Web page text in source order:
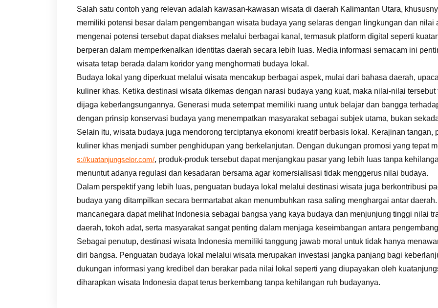
Salah satu contoh yang relevan adalah kawasan-kawasan wisata di daerah Kalimantan Utara,
memiliki potensi besar dalam pengembangan wisata budaya yang selaras dengan lingkungan dan nilai
mengenai potensi tersebut dapat diakses melalui berbagai kanal, termasuk platform digital seperti
berperan dalam memperkenalkan identitas daerah secara lebih luas. Media informasi semacam ini
wisata tetap berada dalam koridor yang menghormati budaya lokal.
Budaya lokal yang diperkuat melalui wisata mencakup berbagai aspek, mulai dari bahasa daerah,
kuliner khas. Ketika destinasi wisata dikemas dengan narasi budaya yang kuat, maka nilai-nilai
dijaga keberlangsungannya. Generasi muda setempat memiliki ruang untuk belajar dan bangga
dengan prinsip konservasi budaya yang menempatkan masyarakat sebagai subjek utama, bukan
Selain itu, wisata budaya juga mendorong terciptanya ekonomi kreatif berbasis lokal. Kerajinan tangan,
kuliner khas menjadi sumber penghidupan yang berkelanjutan. Dengan dukungan promosi yang tepat
s://kuatanjungselor.com/, produk-produk tersebut dapat menjangkau pasar yang lebih luas tanpa
menuntut adanya regulasi dan kesadaran bersama agar komersialisasi tidak menggerus nilai budaya.
Dalam perspektif yang lebih luas, penguatan budaya lokal melalui destinasi wisata juga berkontribusi
budaya yang ditampilkan secara bermartabat akan menumbuhkan rasa saling menghargai antar
mancanegara dapat melihat Indonesia sebagai bangsa yang kaya budaya dan menjunjung tinggi nilai
daerah, tokoh adat, serta masyarakat sangat penting dalam menjaga keseimbangan antara
Sebagai penutup, destinasi wisata Indonesia memiliki tanggung jawab moral untuk tidak hanya
diri bangsa. Penguatan budaya lokal melalui wisata merupakan investasi jangka panjang bagi
dukungan informasi yang kredibel dan berakar pada nilai lokal seperti yang diupayakan oleh
diharapkan wisata Indonesia dapat terus berkembang tanpa kehilangan ruh budayanya.